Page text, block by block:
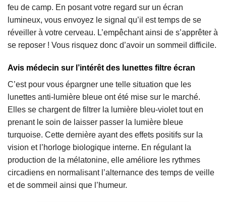
feu de camp. En posant votre regard sur un écran
lumineux, vous envoyez le signal qu’il est temps de se
réveiller à votre cerveau. L’empêchant ainsi de s’apprêter à
se reposer ! Vous risquez donc d’avoir un sommeil difficile.
Avis médecin sur l’intérêt des lunettes filtre écran
C’est pour vous épargner une telle situation que les
lunettes anti-lumière bleue ont été mise sur le marché.
Elles se chargent de filtrer la lumière bleu-violet tout en
prenant le soin de laisser passer la lumière bleue
turquoise. Cette dernière ayant des effets positifs sur la
vision et l’horloge biologique interne. En régulant la
production de la mélatonine, elle améliore les rythmes
circadiens en normalisant l’alternance des temps de veille
et de sommeil ainsi que l’humeur.